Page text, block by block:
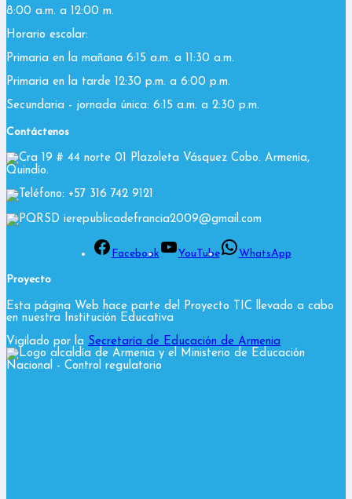
8:00 a.m. a 12:00 m.
Horario escolar:
Primaria en la mañana 6:15 a.m. a 11:30 a.m.
Primaria en la tarde 12:30 p.m. a 6:00 p.m.
Secundaria - jornada única: 6:15 a.m. a 2:30 p.m.
Contáctenos
Cra 19 # 44 norte 01 Plazoleta Vásquez Cobo. Armenia,
Quindío.
Teléfono: +57 316 742 9121
PQRSD ierepublicadefrancia2009@gmail.com
Facebook YouTube WhatsApp
Proyecto
Esta página Web hace parte del Proyecto TIC llevado a cabo
en nuestra Institución Educativa
Vigilado por la Secretaría de Educación de Armenia
y el Ministerio de Educación
Nacional - Control regulatorio